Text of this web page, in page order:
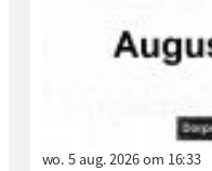
wo. 5 aug. 2026 om 16:33